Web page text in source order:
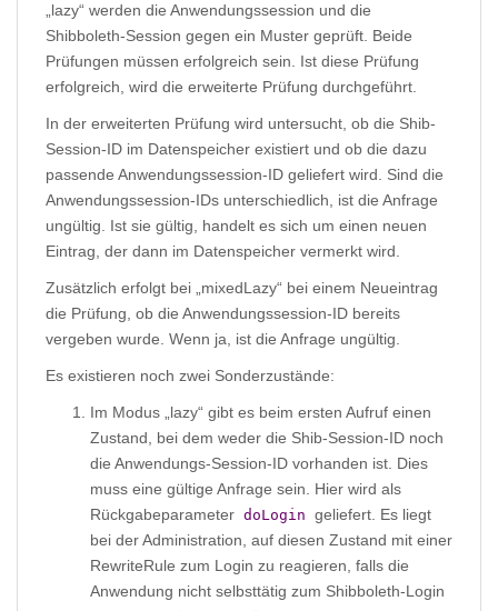
„lazy“ werden die Anwendungssession und die
Shibboleth-Session gegen ein Muster geprüft. Beide
Prüfungen müssen erfolgreich sein. Ist diese Prüfung
erfolgreich, wird die erweiterte Prüfung durchgeführt.
In der erweiterten Prüfung wird untersucht, ob die Shib-
Session-ID im Datenspeicher existiert und ob die dazu
passende Anwendungssession-ID geliefert wird. Sind die
Anwendungssession-IDs unterschiedlich, ist die Anfrage
ungültig. Ist sie gültig, handelt es sich um einen neuen
Eintrag, der dann im Datenspeicher vermerkt wird.
Zusätzlich erfolgt bei „mixedLazy“ bei einem Neueintrag
die Prüfung, ob die Anwendungssession-ID bereits
vergeben wurde. Wenn ja, ist die Anfrage ungültig.
Es existieren noch zwei Sonderzustände:
Im Modus „lazy“ gibt es beim ersten Aufruf einen
Zustand, bei dem weder die Shib-Session-ID noch
die Anwendungs-Session-ID vorhanden ist. Dies
muss eine gültige Anfrage sein. Hier wird als
Rückgabeparameter doLogin geliefert. Es liegt
bei der Administration, auf diesen Zustand mit einer
RewriteRule zum Login zu reagieren, falls die
Anwendung nicht selbsttätig zum Shibboleth-Login